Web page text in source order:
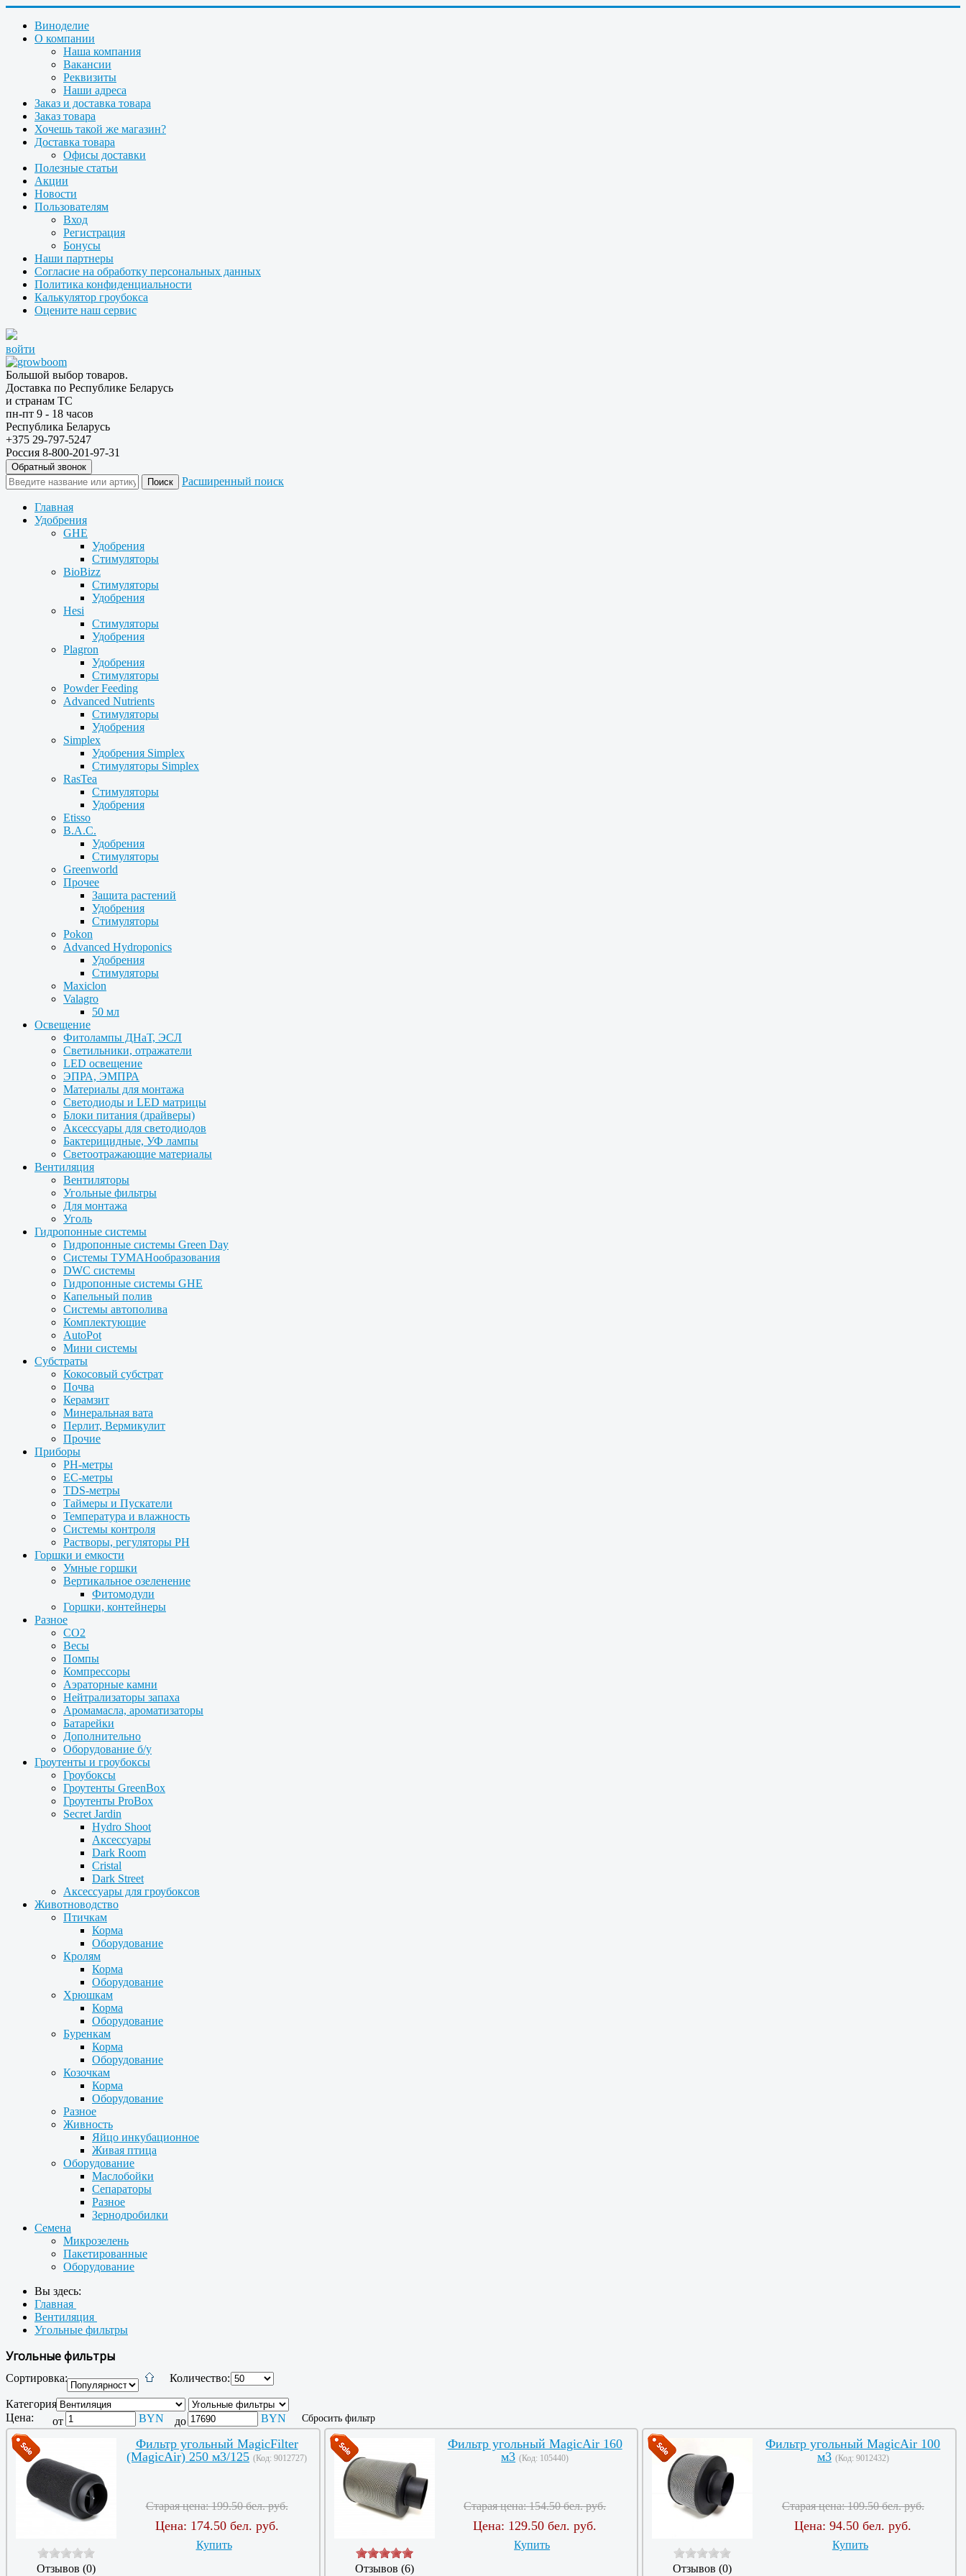
Виноделие
О компании
Наша компания
Вакансии
Реквизиты
Наши адреса
Заказ и доставка товара
Заказ товара
Хочешь такой же магазин?
Доставка товара
Офисы доставки
Полезные статьи
Акции
Новости
Пользователям
Вход
Регистрация
Бонусы
Наши партнеры
Согласие на обработку персональных данных
Политика конфиденциальности
Калькулятор гроубокса
Оцените наш сервис
войти
Большой выбор товаров.
Доставка по Республике Беларусь
и странам ТС
пн-пт 9 - 18 часов
Республика Беларусь
+375 29-797-5247
Россия 8-800-201-97-31
Обратный звонок
Расширенный поиск
Главная
Удобрения
GHE
Удобрения
Стимуляторы
BioBizz
Стимуляторы
Удобрения
Hesi
Стимуляторы
Удобрения
Plagron
Удобрения
Стимуляторы
Powder Feeding
Advanced Nutrients
Стимуляторы
Удобрения
Simplex
Удобрения Simplex
Стимуляторы Simplex
RasTea
Стимуляторы
Удобрения
Etisso
B.A.C.
Удобрения
Стимуляторы
Greenworld
Прочее
Защита растений
Удобрения
Стимуляторы
Pokon
Advanced Hydroponics
Удобрения
Стимуляторы
Maxiclon
Valagro
50 мл
Освещение
Фитолампы ДНаТ, ЭСЛ
Светильники, отражатели
LED освещение
ЭПРА, ЭМПРА
Материалы для монтажа
Светодиоды и LED матрицы
Блоки питания (драйверы)
Аксессуары для светодиодов
Бактерицидные, УФ лампы
Светоотражающие материалы
Вентиляция
Вентиляторы
Угольные фильтры
Для монтажа
Уголь
Гидропонные системы
Гидропонные системы Green Day
Системы ТУМАНообразования
DWC системы
Гидропонные системы GHE
Капельный полив
Системы автополива
Комплектующие
AutoPot
Мини системы
Субстраты
Кокосовый субстрат
Почва
Керамзит
Минеральная вата
Перлит, Вермикулит
Прочие
Приборы
PH-метры
EC-метры
TDS-метры
Таймеры и Пускатели
Температура и влажность
Системы контроля
Растворы, регуляторы PH
Горшки и емкости
Умные горшки
Вертикальное озеленение
Фитомодули
Горшки, контейнеры
Разное
CO2
Весы
Помпы
Компрессоры
Аэраторные камни
Нейтрализаторы запаха
Аромамасла, ароматизаторы
Батарейки
Дополнительно
Оборудование б/у
Гроутенты и гроубоксы
Гроубоксы
Гроутенты GreenBox
Гроутенты ProBox
Secret Jardin
Hydro Shoot
Аксессуары
Dark Room
Cristal
Dark Street
Аксессуары для гроубоксов
Животноводство
Птичкам
Корма
Оборудование
Кролям
Корма
Оборудование
Хрюшкам
Корма
Оборудование
Буренкам
Корма
Оборудование
Козочкам
Корма
Оборудование
Разное
Живность
Яйцо инкубационное
Живая птица
Оборудование
Маслобойки
Сепараторы
Разное
Зернодробилки
Семена
Микрозелень
Пакетированные
Оборудование
Вы здесь:
Главная
Вентиляция
Угольные фильтры
Угольные фильтры
Сортировка: Количество:
Категория:
Цена:
от BYN до BYN Сбросить фильтр
Отзывов (0)
Фильтр угольный MagicFilter
(MagicAir) 250 м3/125 (Код: 9012727)
Старая цена:199.50 бел. руб.
Цена: 174.50 бел. руб.
Купить
Отзывов (6)
Фильтр угольный MagicAir 160
м3 (Код: 105440)
Старая цена:154.50 бел. руб.
Цена: 129.50 бел. руб.
Купить
Отзывов (0)
Фильтр угольный MagicAir 100
м3 (Код: 9012432)
Старая цена:109.50 бел. руб.
Цена:94.50 бел. руб.
Купить